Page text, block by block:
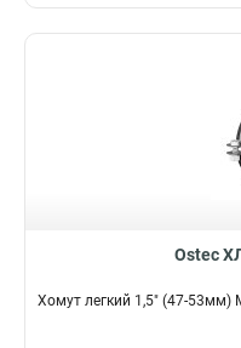
Ostec
Хомут легкий 1,5" (47-53мм)